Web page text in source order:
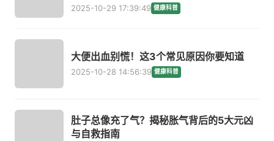
2025-10-29 17:39:49 健康科普
大便出血别慌！这3个常见原因你要知道
2025-10-28 14:56:39 健康科普
肚子总像充了气？揭秘胀气背后的5大元凶
与自救指南